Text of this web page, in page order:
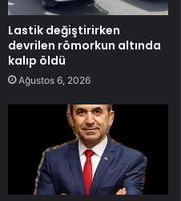
Lastik değiştirirken
devrilen römorkun altında
kalıp öldü
Ağustos 6, 2026